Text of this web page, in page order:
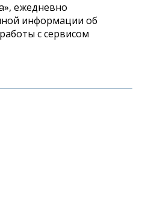
ежедневно
информации об
с сервисом